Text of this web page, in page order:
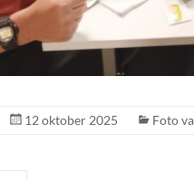
12 oktober 2025 Foto